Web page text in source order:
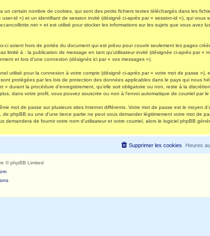
certain nombre de cookies, qui sont des petits fichiers textes téléchargés dans les
id ») et un identifiant de session invité (désigné ci-après par « session-id »), qui vous
» et est utilisé pour stocker les informations sur les sujets que vous avez
soient hors de portée du document qui est prévu pour couvrir seulement les pages
à : la publication de message en tant qu’utilisateur invité (désignée ci-après par «
et lors d’une connexion (désignés ici par « vos messages »).
utilisé pour la connexion à votre compte (désigné ci-après par « votre mot de passe »),
protégées par les lois de protection des données applicables dans le pays qui nous
durant la procédure d’enregistrement, qu’elle soit obligatoire ou non, reste à la
dans votre profil, vous pouvez souscrire ou non à l’envoi automatique de courriel par le
mot de passe sur plusieurs sites Internet différents. Votre mot de passe est le moyen
phpBB ou une d’une tierce partie ne peut vous demander légitimement votre mot de
de fournir votre nom d’utilisateur et votre courriel, alors le logiciel phpBB
Heures
Supprimer les cookies
© phpBB Limited